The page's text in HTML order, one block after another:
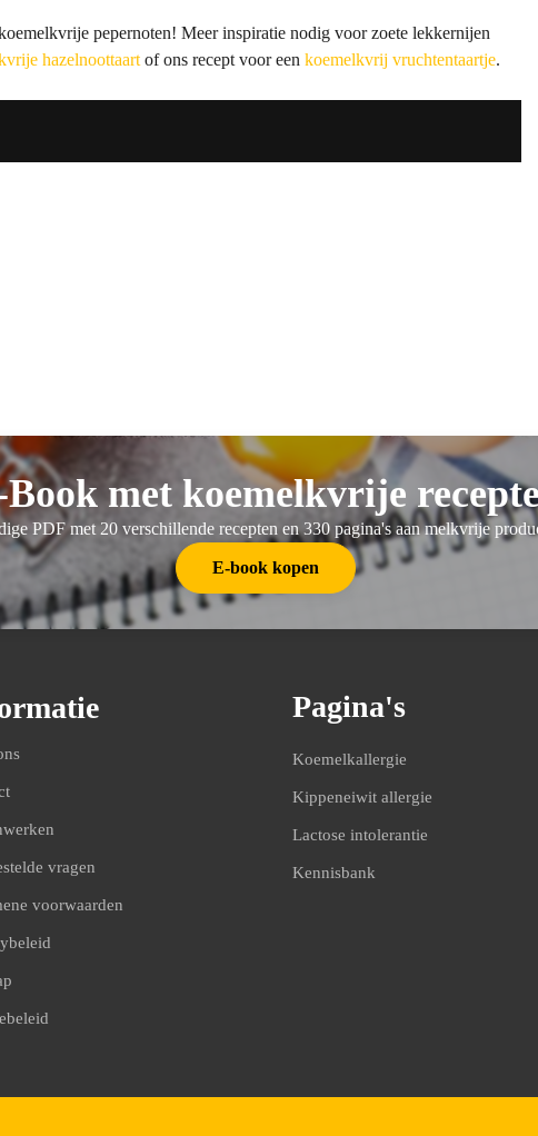
pepernoten! Meer inspiratie nodig voor zoete lekkernijen
hazelnoottaart of ons recept voor een koemelkvrij vruchtentaartje.
met koemelkvrije
PDF met 20 verschillende recepten en 330 pagina's aan melkvrije
E-book kopen
vragen
voorwaarden
Pagina's
Koemelkallergie
Kippeneiwit allergie
Lactose intolerantie
Kennisbank